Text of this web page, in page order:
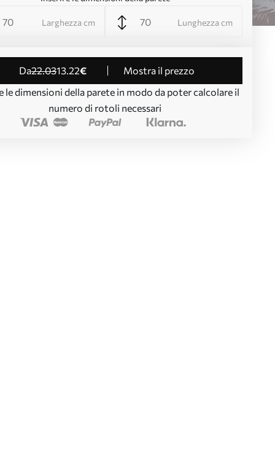
Larghezza cm Lunghezza cm
da22.0313.22€
Mostra il prezzo
le dimensioni della parete in modo da poter calcolare il
numero di rotoli necessari